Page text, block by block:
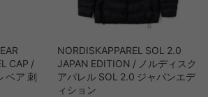
CAP /
ベア 刺
NORDISKAPPAREL SOL 2.0
JAPAN EDITION / ノルディスク
アパレル SOL 2.0 ジャパンエデ
ィション